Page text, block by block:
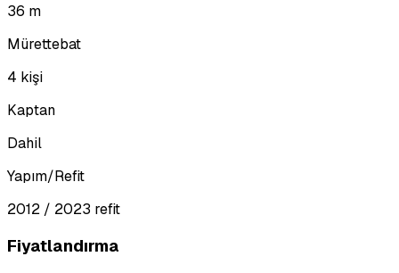
36 m
Mürettebat
4 kişi
Kaptan
Dahil
Yapım/Refit
2012 / 2023 refit
Fiyatlandırma